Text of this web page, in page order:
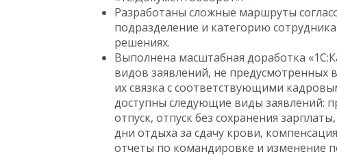
Разработаны сложные маршруты
подразделение и категорию
решениях.
Выполнена масштабная доработка
видов заявлений, не предусмотренных
их связка с соответствующими
доступны следующие виды заявлений:
отпуск, отпуск без сохранения
дни отдыха за сдачу крови,
отчеты по командировке и изменение